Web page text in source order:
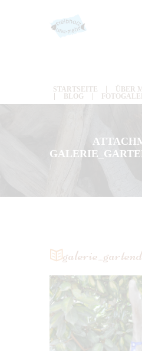
STARTSEITE ÜBER
BLOG